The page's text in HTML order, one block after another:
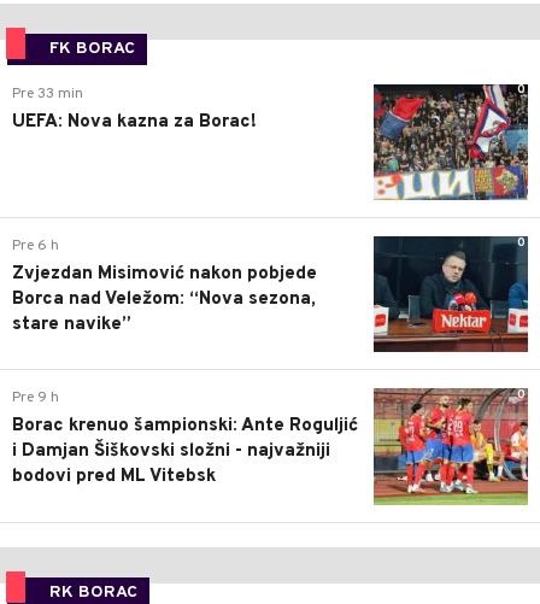
FK BORAC
0
Pre 33 min
UEFA: Nova kazna za Borac!
0
Pre 6 h
Zvjezdan Misimović nakon pobjede
Borca nad Veležom: “Nova sezona,
stare navike”
0
Pre 9 h
Borac krenuo šampionski: Ante Roguljić
i Damjan Šiškovski složni - najvažniji
bodovi pred ML Vitebsk
RK BORAC